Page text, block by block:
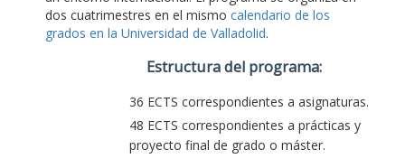
dos cuatrimestres en el mismo calendario de los
grados en la Universidad de Valladolid.
Estructura del programa:
36 ECTS correspondientes a asignaturas.
48 ECTS correspondientes a prácticas y
proyecto final de grado o máster.